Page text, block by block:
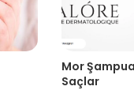
Mor
Saçlar